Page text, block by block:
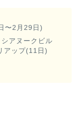
〜2月29日)
アヌークビル
アップ(11日)